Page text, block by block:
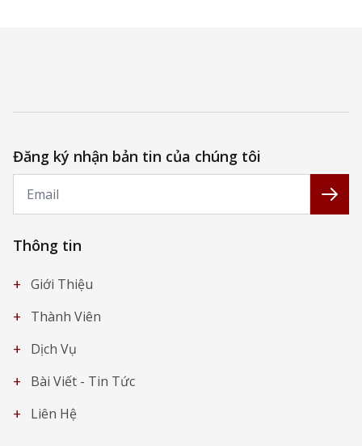
Đăng ký nhận bản tin của chúng tôi
Thông tin
+ Giới Thiệu
+ Thành Viên
+ Dịch Vụ
+ Bài Viết - Tin Tức
+ Liên Hệ